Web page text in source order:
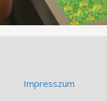
Impresszum